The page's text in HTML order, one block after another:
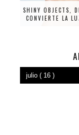
SHINY OBJECTS,
CONVIERTE LA